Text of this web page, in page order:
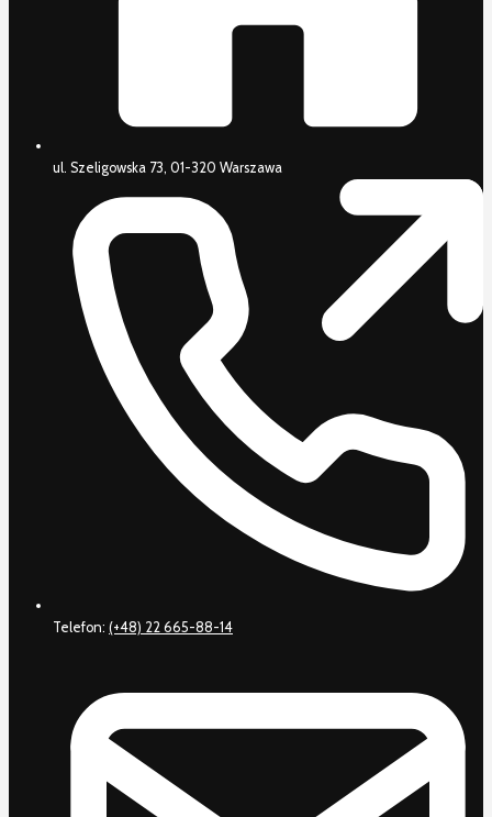
ul. Szeligowska 73, 01-320 Warszawa
Telefon: (+48) 22 665-88-14